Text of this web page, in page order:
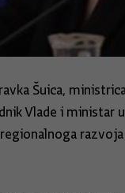
Šuica,
Vlade i ministar